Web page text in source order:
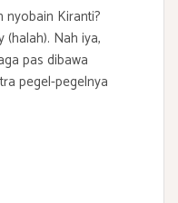
nyobain Kiranti?
Nah iya,
pas dibawa
pegel-pegelnya